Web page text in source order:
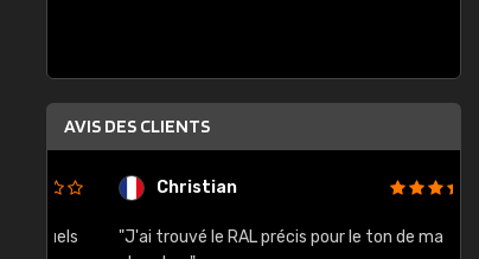
AVIS DES CLIENTS
Christian
"J'ai trouvé le RAL précis pour le ton de ma